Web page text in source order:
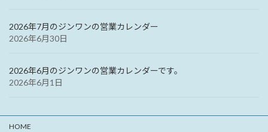
2026年7月のジンワンの営業カレンダー
2026年6月30日
2026年6月のジンワンの営業カレンダーです。
2026年6月1日
HOME